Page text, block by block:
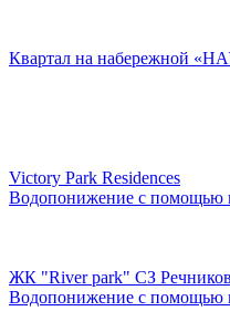
Квартал на набережной
Victory Park Residences
Водопонижение с помощью
ЖК "River park" СЗ
Водопонижение с помощью